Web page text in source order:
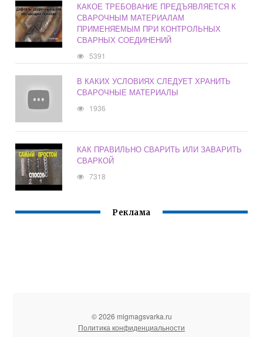
КАКОЕ ТРЕБОВАНИЕ ПРЕДЪЯВЛЯЕТСЯ К
СВАРОЧНЫМ МАТЕРИАЛАМ
ПРИМЕНЯЕМЫМ ПРИ КОНТРОЛЬНЫХ
СВАРНЫХ СОЕДИНЕНИЙ
5391
В КАКИХ УСЛОВИЯХ СЛЕДУЕТ ХРАНИТЬ
СВАРОЧНЫЕ МАТЕРИАЛЫ
1936
КАК ПРАВИЛЬНО СВАРИТЬ ИЛИ ЗАВАРИТЬ
СВАРКОЙ
7318
Реклама
© 2026 migmagsvarka.ru
Политика конфиденциальности